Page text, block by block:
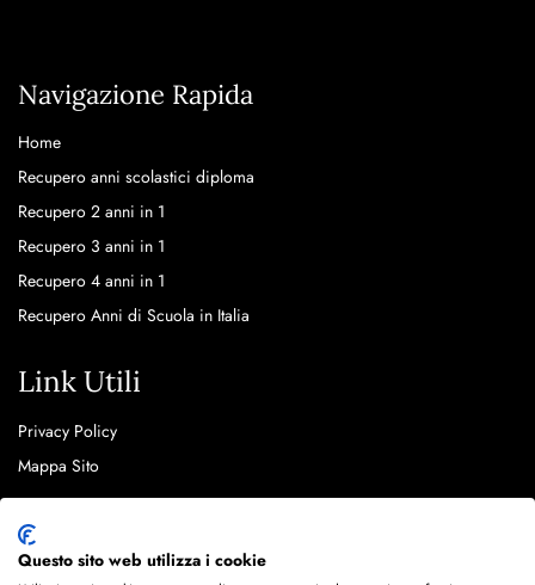
Navigazione Rapida
Home
Recupero anni scolastici diploma
Recupero 2 anni in 1
Recupero 3 anni in 1
Recupero 4 anni in 1
Recupero Anni di Scuola in Italia
Link Utili
Privacy Policy
Mappa Sito
Questo sito web utilizza i cookie